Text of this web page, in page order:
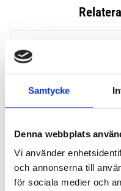
Samtycke
Denna webbplats
Vi använder
och annonserna till
för sociala medier och
THULE CLAMP EVO 4-
PACK 710500